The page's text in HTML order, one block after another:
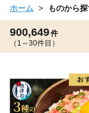
ホーム ものから
900,649件
（1～30件目）